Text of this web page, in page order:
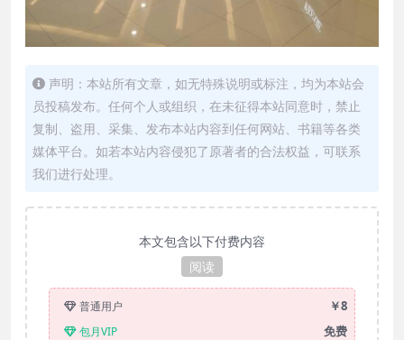
声明：本站所有文章，如无特殊说明或标注，均为本站会
员投稿发布。任何个人或组织，在未征得本站同意时，禁止
复制、盗用、采集、发布本站内容到任何网站、书籍等各类
媒体平台。如若本站内容侵犯了原著者的合法权益，可联系
我们进行处理。
本文包含以下付费内容
阅读
普通用户 ￥8
包月VIP 免费